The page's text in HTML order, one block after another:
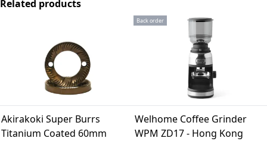
Related products
Akirakoki Super Burrs
Titanium Coated 60mm
Back order
Welhome Coffee Grinder
WPM ZD17 - Hong Kong